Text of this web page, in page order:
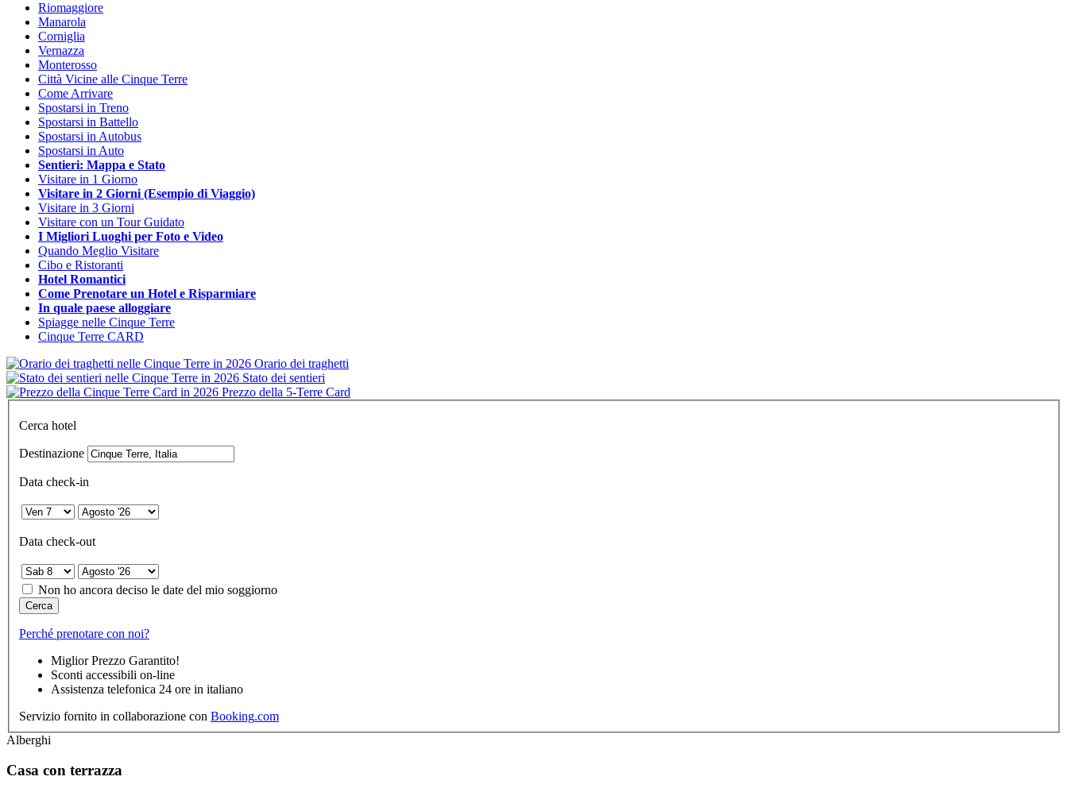
Riomaggiore
Manarola
Corniglia
Vernazza
Monterosso
Città Vicine alle Cinque Terre
Come Arrivare
Spostarsi in Treno
Spostarsi in Battello
Spostarsi in Autobus
Spostarsi in Auto
Sentieri: Mappa e Stato
Visitare in 1 Giorno
Visitare in 2 Giorni (Esempio di Viaggio)
Visitare in 3 Giorni
Visitare con un Tour Guidato
I Migliori Luoghi per Foto e Video
Quando Meglio Visitare
Cibo e Ristoranti
Hotel Romantici
Come Prenotare un Hotel e Risparmiare
In quale paese alloggiare
Spiagge nelle Cinque Terre
Cinque Terre CARD
Orario dei traghetti
Stato dei sentieri
Prezzo della 5-Terre Card
Cerca hotel
Destinazione
Data check-in
Data check-out
Non ho ancora deciso le date del mio soggiorno
Cerca
Perché prenotare con noi?
Miglior Prezzo Garantito!
Sconti accessibili on-line
Assistenza telefonica 24 ore in italiano
Servizio fornito in collaborazione con Booking.com
Alberghi
Casa con terrazza